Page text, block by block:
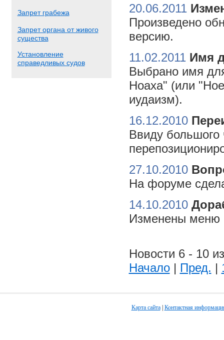
Запрет грабежа
Запрет органа от живого
существа
Установление
справедливых судов
20.06.2011
Произведено
версию.
11.02.2011 Имя
Выбрано имя
Ноаха" (или
иудаизм).
16.12.2010
Ввиду большого
27.10.2010
На форуме
14.10.2010
Изменены меню
Новости 6 - 10
Начало| Пред. |
Карта сайта| Контактная